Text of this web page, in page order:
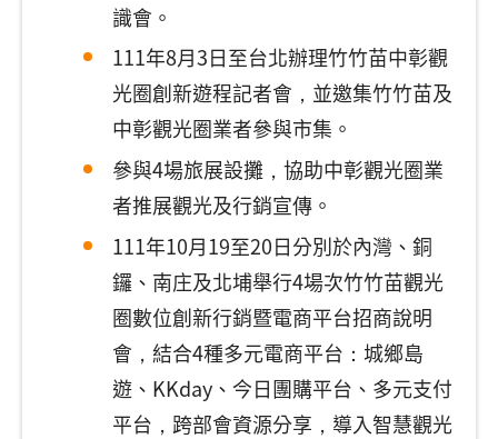
識會。
111年8月3日至台北辦理竹竹苗中彰觀
光圈創新遊程記者會，並邀集竹竹苗及
中彰觀光圈業者參與市集。
參與4場旅展設攤，協助中彰觀光圈業
者推展觀光及行銷宣傳。
111年10月19至20日分別於內灣、銅
鑼、南庄及北埔舉行4場次竹竹苗觀光
圈數位創新行銷暨電商平台招商說明
會，結合4種多元電商平台：城鄉島
遊、KKday、今日團購平台、多元支付
平台，跨部會資源分享，導入智慧觀光